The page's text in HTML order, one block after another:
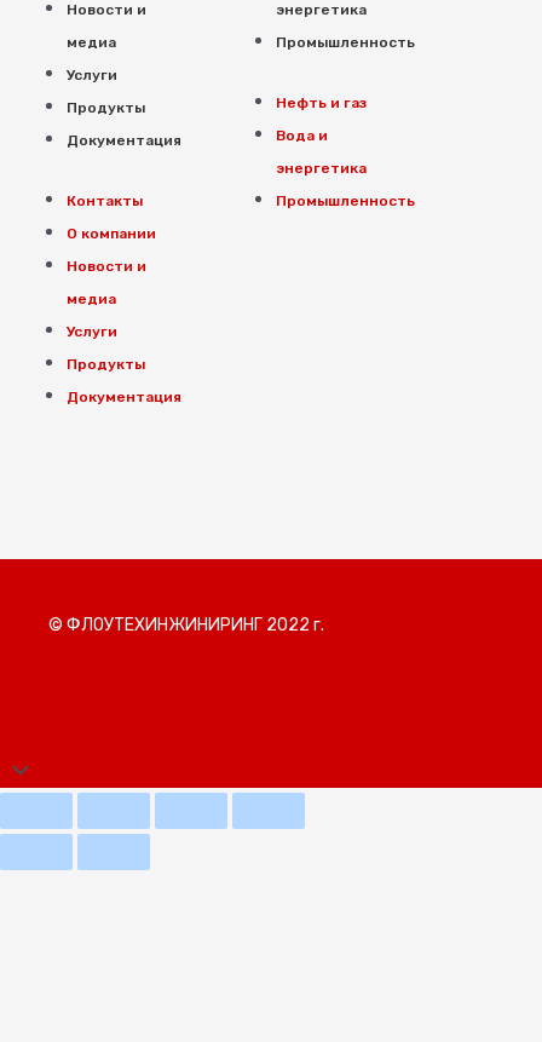
Новости и
медиа
Услуги
Продукты
Документация
Контакты
О компании
Новости и
медиа
Услуги
Продукты
Документация
энергетика
Промышленность
Нефть и газ
Вода и
энергетика
Промышленность
© ФЛОУТЕХИНЖИНИРИНГ 2022 г.